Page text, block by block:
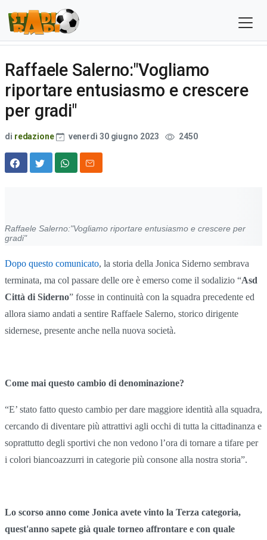
Raffaele Salerno:"Vogliamo
riportare entusiasmo e crescere
per gradi"
di redazione venerdì 30 giugno 2023 2450
Raffaele Salerno:"Vogliamo riportare entusiasmo e crescere per
gradi"
Dopo questo comunicato, la storia della Jonica Siderno sembrava
terminata, ma col passare delle ore è emerso come il sodalizio “Asd
Città di Siderno” fosse in continuità con la squadra precedente ed
allora siamo andati a sentire Raffaele Salerno, storico dirigente
sidernese, presente anche nella nuova società.
Come mai questo cambio di denominazione?
“E’ stato fatto questo cambio per dare maggiore identità alla squadra,
cercando di diventare più attrattivi agli occhi di tutta la cittadinanza e
soprattutto degli sportivi che non vedono l’ora di tornare a tifare per
i colori biancoazzurri in categorie più consone alla nostra storia”.
Lo scorso anno come Jonica avete vinto la Terza categoria,
quest'anno sapete già quale torneo affrontare e con quale